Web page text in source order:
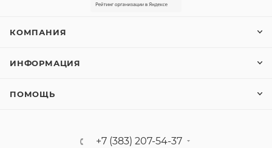
КОМПАНИЯ
ИНФОРМАЦИЯ
ПОМОЩЬ
+7 (383) 207-54-37